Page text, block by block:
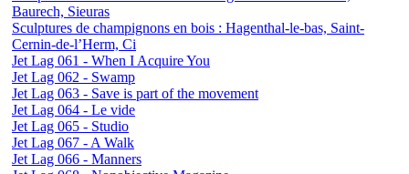
Baurech, Sieuras
Sculptures de champignons en bois : Hagenthal-le-bas, Saint-
Cernin-de-l’Herm, Ci
Jet Lag 061 - When I Acquire You
Jet Lag 062 - Swamp
Jet Lag 063 - Save is part of the movement
Jet Lag 064 - Le vide
Jet Lag 065 - Studio
Jet Lag 067 - A Walk
Jet Lag 066 - Manners